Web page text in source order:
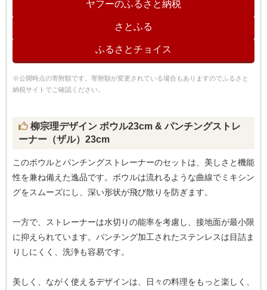
ヤフーのふるさと納税
さとふる
ふるさとチョイス
※公開時点の寄附額です。寄附額が変更されている場合もありますのでふるさと
納税サイトでご確認ください。
柳宗理デザイン ボウル23cm & パンチングストレ
ーナー（ザル）23cm
このボウルとパンチングストレーナーのセットは、美しさと機能
性を兼ね備えた逸品です。ボウルは流れるような曲線でミキシン
グをスムーズにし、深い形状が飛び散りを防ぎます。
一方で、ストレーナーは水切りの能率を考慮し、接地面が最小限
に抑えられています。パンチング加工されたステンレスは目詰ま
りしにくく、洗浄も容易です。
美しく、ながく使えるデザインは、日々の料理をもっと楽しく、